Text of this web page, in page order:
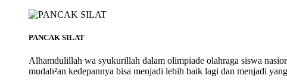
PANCAK SILAT
Alhamdulillah wa syukurillah dalam olimpiade olahraga siswa
mudah²an kedepannya bisa menjadi lebih baik lagi dan menjadi